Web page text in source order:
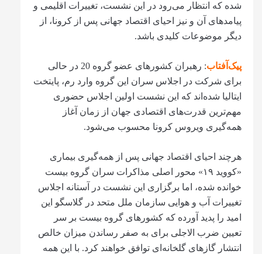
شده که انتظار می‌رود در این نشست، تغییرات اقلیمی و
پیامدهای آن و نیز احیای اقتصاد جهانی پس از کرونا، از
دیگر موضوعات کلیدی باشد.
پیک‌آفتاب
: رهبران کشورهای عضو گروه 20 در حالی
برای شرکت در اجلاس سران این گروه وارد رم، پایتخت
ایتالیا شده‌اند که این نشست اولین اجلاس حضوری
مهم‌ترین قدرت‌های اقتصادی جهان از زمان آغاز
همه‌گیری ویروس کرونا محسوب می‌شود.
هرچند احیای اقتصاد جهانی پس از همه‌گیری بیماری
«کووید ۱۹» محور اصلی مذاکرات سران گروه بیست
خوانده شده، اما برگزاری این نشست در آستانه اجلاس
تغییرات آب و هوایی سازمان ملل متحد در گلاسگو این
امید را پدید آورده که کشورهای گروه بیست بر سر
تعیین ضرب الاجلی برای به صفر رساندن میزان خالص
انتشار گازهای گلخانه‌ای توافق خواهند کرد. با این همه